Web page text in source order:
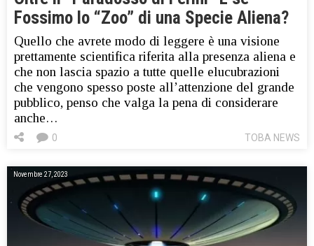
Fossimo lo “Zoo” di una Specie Aliena?
Quello che avrete modo di leggere è una visione
prettamente scientifica riferita alla presenza aliena e
che non lascia spazio a tutte quelle elucubrazioni
che vengono spesso poste all’attenzione del grande
pubblico, penso che valga la pena di considerare
anche…
TOBA NEWS
0
Novembre 27, 2023